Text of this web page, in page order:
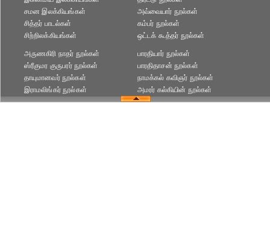
சமன இலக்கியங்கள்
சித்தர் பாடல்கள்
சிற்றிலக்கியங்கள்
அவ்வையார் நூல்கள்
கம்பர் நூல்கள்
ஒட்டக் கூத்தர் நூல்கள்
அருணகிரி நாதர் நூல்கள்
ஸ்ரீகுமர குருபரர் நூல்கள்
தாயுமானவர் நூல்கள்
இராமலிங்கர் நூல்கள்
பாரதியார் நூல்கள்
பாரதிதாசன் நூல்கள்
நாமக்கல் கவிஞர் நூல்கள்
அமரர் கல்கியின் நூல்கள்